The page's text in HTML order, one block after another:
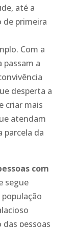
até a
de primeira
Com a
passam a
desperta a
criar mais
atendam
parcela da
com
segue
pessoas